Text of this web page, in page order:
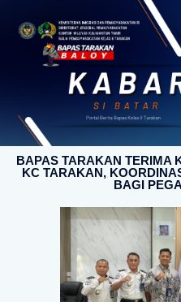
BAPAS TARAKAN TERIMA
KC TARAKAN,
BAGI